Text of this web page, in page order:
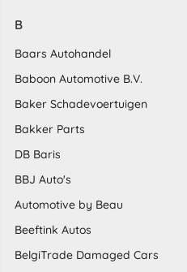
B
Baars Autohandel
Baboon Automotive B.V.
Baker Schadevoertuigen
Bakker Parts
DB Baris
BBJ Auto's
Automotive by Beau
Beeftink Autos
BelgiTrade Damaged Cars